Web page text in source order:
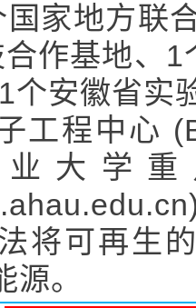
家地方联
作基地、
个安徽省实
工程中心
大学
将可再生
。